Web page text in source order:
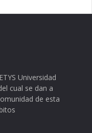
Universidad
cual se dan a
de esta